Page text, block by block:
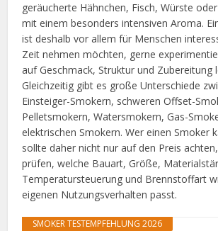
geräucherte Hähnchen, Fisch, Würste
mit einem besonders intensiven Aroma.
ist deshalb vor allem für Menschen
Zeit nehmen möchten, gerne
auf Geschmack, Struktur und Zubereitung
Gleichzeitig gibt es große Unterschiede
Einsteiger-Smokern, schweren Offset-
Pelletsmokern, Watersmokern, Gas-
elektrischen Smokern. Wer einen Smoker
sollte daher nicht nur auf den Preis
prüfen, welche Bauart, Größe,
Temperatursteuerung und Brennstoffart
eigenen Nutzungsverhalten passt.
SMOKER TESTEMPFEHLUNG 2026